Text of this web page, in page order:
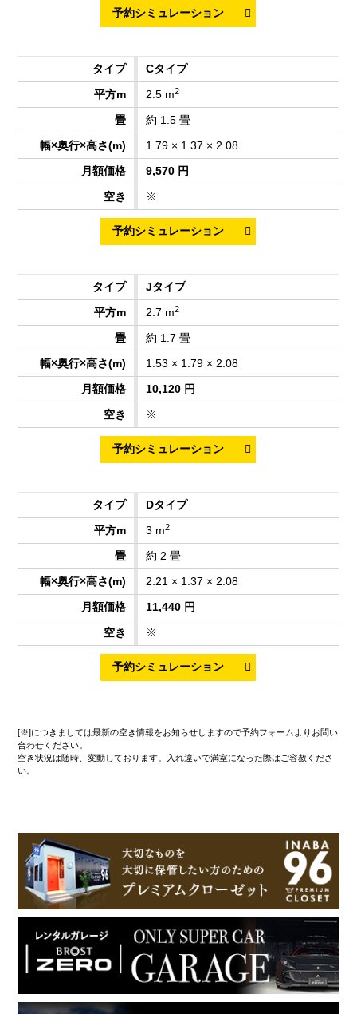
Cタイプ
2.5 m2
約 1.5 畳
1.79 × 1.37 × 2.08
9,570 円
※
Jタイプ
2.7 m2
約 1.7 畳
1.53 × 1.79 × 2.08
10,120 円
※
Dタイプ
3 m2
約 2 畳
2.21 × 1.37 × 2.08
11,440 円
※
[※]につきましては最新の空き情報をお知らせしますので予約フォームよりお問い
合わせください。
空き状況は随時、変動しております。入れ違いで満室になった際はご容赦くださ
い。